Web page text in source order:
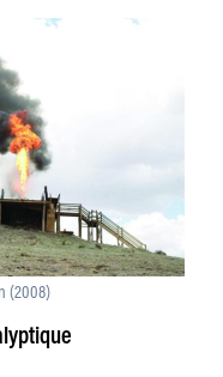
(2008)